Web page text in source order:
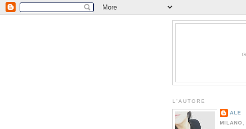
L'AUTORE
ALE
MILANO,